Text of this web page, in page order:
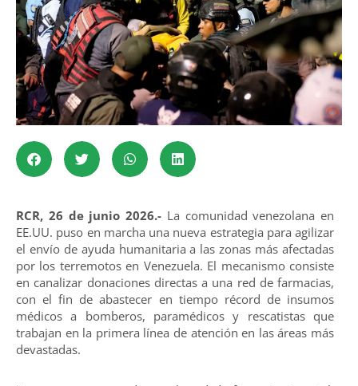
RCR, 26 de junio 2026.- La comunidad venezolana en
EE.UU. puso en marcha una nueva estrategia para agilizar
el envío de ayuda humanitaria a las zonas más afectadas
por los terremotos en Venezuela. El mecanismo consiste
en canalizar donaciones directas a una red de farmacias,
con el fin de abastecer en tiempo récord de insumos
médicos a bomberos, paramédicos y rescatistas que
trabajan en la primera línea de atención en las áreas más
devastadas.